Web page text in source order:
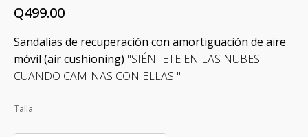
Q499.00
Sandalias de recuperación con amortiguación de aire
móvil (air cushioning) "SIÉNTETE EN LAS NUBES
CUANDO CAMINAS CON ELLAS "
Talla